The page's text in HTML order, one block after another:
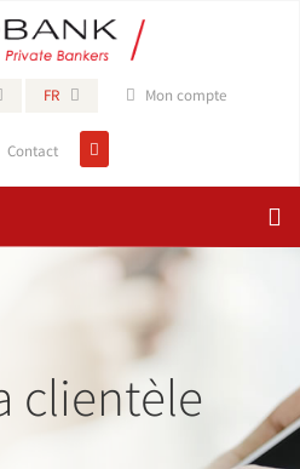
FR Mon compte
Contact
clientèle